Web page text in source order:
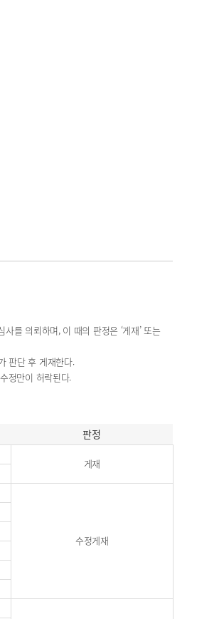
를 의뢰하며, 이 때의 판정은 ‘게재’ 또는
판단 후 게재한다.
정만이 허락된다.
판정
게재
수정게재